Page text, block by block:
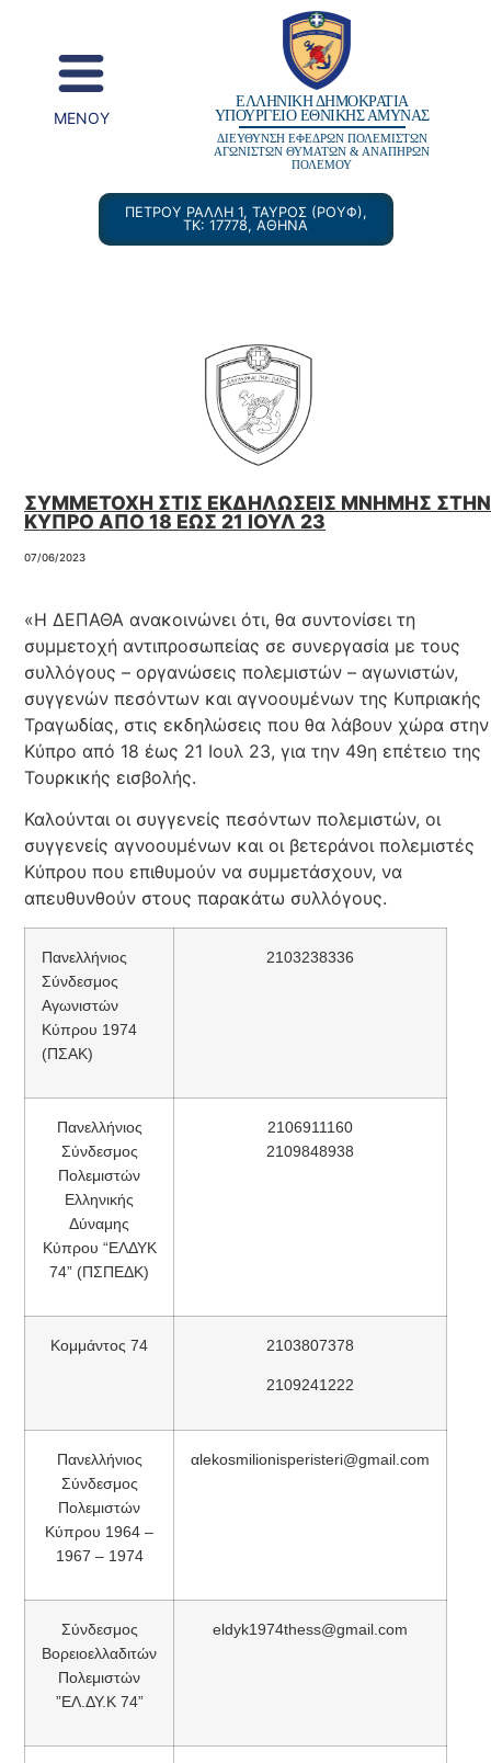
MENOY
ΕΛΛΗΝΙΚΗ ΔΗΜΟΚΡΑΤΙΑ
ΥΠΟΥΡΓΕΙΟ ΕΘΝΙΚΗΣ ΑΜΥΝΑΣ
ΔΙΕΥΘΥΝΣΗ ΕΦΕΔΡΩΝ ΠΟΛΕΜΙΣΤΩΝ
ΑΓΩΝΙΣΤΩΝ ΘΥΜΑΤΩΝ & ΑΝΑΠΗΡΩΝ
ΠΟΛΕΜΟΥ
ΠΕΤΡΟΥ ΡΑΛΛΗ 1, ΤΑΥΡΟΣ (ΡΟΥΦ),
ΤΚ: 17778, ΑΘΗΝΑ
ΣΥΜΜΕΤΟΧΗ ΣΤΙΣ ΕΚΔΗΛΩΣΕΙΣ ΜΝΗΜΗΣ ΣΤΗΝ
ΚΥΠΡΟ ΑΠΟ 18 ΕΩΣ 21 ΙΟΥΛ 23
07/06/2023
«Η ΔΕΠΑΘΑ ανακοινώνει ότι, θα συντονίσει τη
συμμετοχή αντιπροσωπείας σε συνεργασία με τους
συλλόγους – οργανώσεις πολεμιστών – αγωνιστών,
συγγενών πεσόντων και αγνοουμένων της Κυπριακής
Τραγωδίας, στις εκδηλώσεις που θα λάβουν χώρα στην
Κύπρο από 18 έως 21 Ιουλ 23, για την 49η επέτειο της
Τουρκικής εισβολής.
Καλούνται οι συγγενείς πεσόντων πολεμιστών, οι
συγγενείς αγνοουμένων και οι βετεράνοι πολεμιστές
Κύπρου που επιθυμούν να συμμετάσχουν, να
απευθυνθούν στους παρακάτω συλλόγους.
Πανελλήνιος
Σύνδεσμος
Αγωνιστών
Κύπρου 1974
(ΠΣΑΚ)
2103238336
Πανελλήνιος
Σύνδεσμος
Πολεμιστών
Ελληνικής
Δύναμης
Κύπρου “ΕΛΔΥΚ
74” (ΠΣΠΕΔΚ)
2106911160
2109848938
Κομμάντος 74 2103807378
2109241222
Πανελλήνιος
Σύνδεσμος
Πολεμιστών
Κύπρου 1964 –
1967 – 1974
αlekosmilionisperisteri@gmail.com
Σύνδεσμος
Βορειοελλαδιτών
Πολεμιστών
”ΕΛ.ΔΥ.Κ 74”
eldyk1974thess@gmail.com